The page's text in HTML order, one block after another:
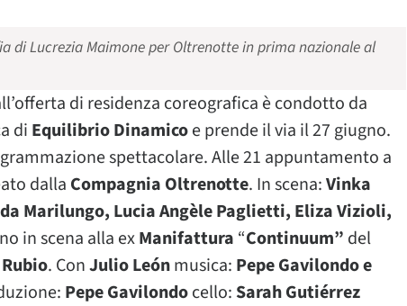
di Lucrezia Maimone per Oltrenotte in prima nazionale al
di residenza coreografica è condotto da
di Equilibrio Dinamicoe prende il via il 27 giugno.
spettacolare. Alle 21 appuntamento a
dalla Compagnia Oltrenotte. In scena:Vinka
Marilungo, Lucia Angèle Paglietti, Eliza Vizioli,
in scena alla exManifattura “Continuum” del
. ConJulio Leónmusica: Pepe Gavilondo e
Pepe Gavilondocello: Sarah Gutiérrez